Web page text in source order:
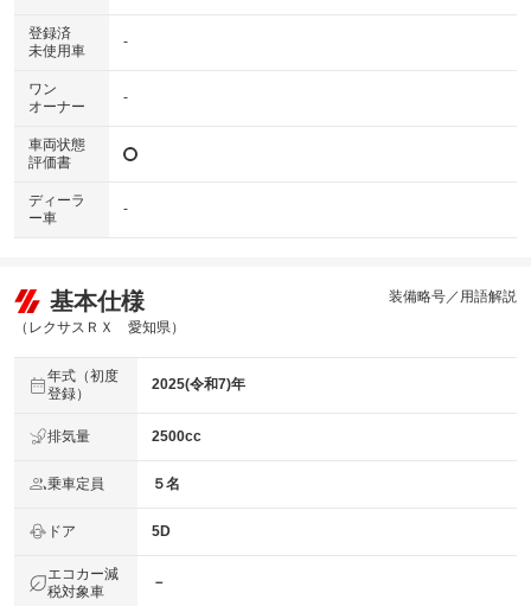
登録済
未使用車
-
ワン
オーナー
-
車両状態
評価書
ディーラ
ー車
-
基本仕様
（レクサスＲＸ 愛知県）
装備略号／用語解説
年式（初度
登録）
2025(令和7)年
排気量 2500cc
乗車定員 ５名
ドア 5D
エコカー減
税対象車
－